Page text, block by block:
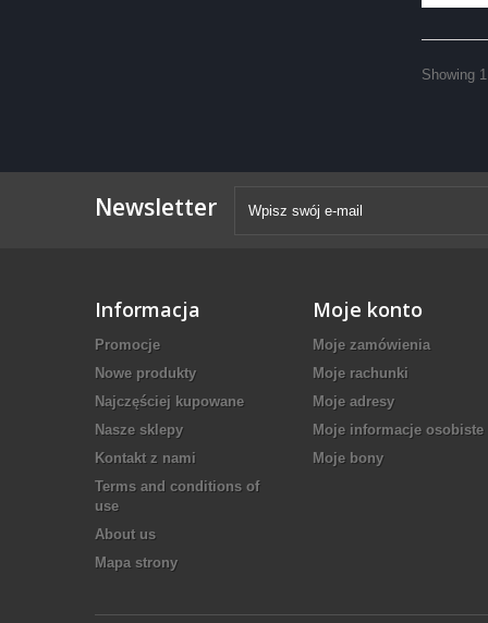
Showing
Newsletter
Informacja
Promocje
Nowe produkty
Najczęściej kupowane
Nasze sklepy
Kontakt z nami
Terms and conditions of
use
About us
Mapa strony
Moje konto
Moje zamówienia
Moje rachunki
Moje adresy
Moje informacje osobiste
Moje bony